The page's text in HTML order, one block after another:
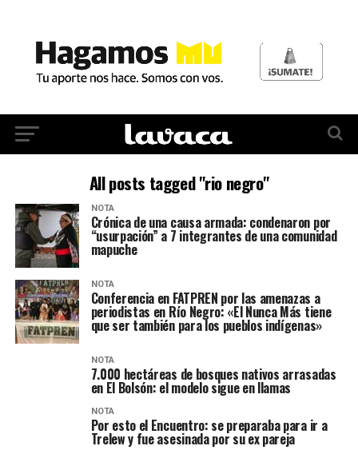
All posts tagged "rio negro"
NOTA
Crónica de una causa armada: condenaron por
“usurpación” a 7 integrantes de una comunidad
mapuche
NOTA
Conferencia en FATPREN por las amenazas a
periodistas en Río Negro: «El Nunca Más tiene
que ser también para los pueblos indígenas»
NOTA
7.000 hectáreas de bosques nativos arrasadas
en El Bolsón: el modelo sigue en llamas
NOTA
Por esto el Encuentro: se preparaba para ir a
Trelew y fue asesinada por su ex pareja